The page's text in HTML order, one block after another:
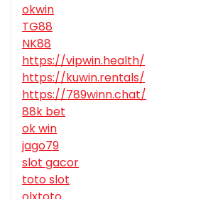
okwin
TG88
NK88
https://vipwin.health/
https://kuwin.rentals/
https://789winn.chat/
88k bet
ok win
jago79
slot gacor
toto slot